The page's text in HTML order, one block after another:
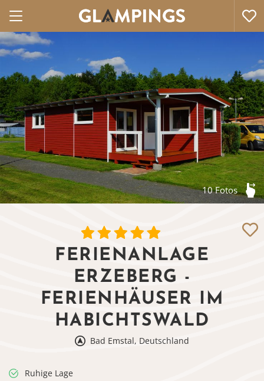
10 Fotos
FERIENANLAGE
ERZEBERG -
FERIENHÄUSER IM
HABICHTSWALD
Bad Emstal, Deutschland
Ruhige Lage